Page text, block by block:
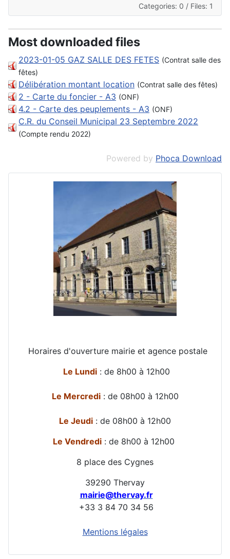
Categories: 0 / Files: 1
Most downloaded files
2023-01-05 GAZ SALLE DES FETES (Contrat salle des
fêtes)
Délibération montant location (Contrat salle des fêtes)
2 - Carte du foncier - A3 (ONF)
4.2 - Carte des peuplements - A3 (ONF)
C.R. du Conseil Municipal 23 Septembre 2022
(Compte rendu 2022)
Powered by Phoca Download
Horaires d'ouverture mairie et agence postale
Le Lundi: de 8h00 à 12h00
Le Mercredi: de 08h00 à 12h00
Le Jeudi : de 08h00 à 12h00
Le Vendredi : de 8h00 à 12h00
8 place des Cygnes
39290 Thervay
mairie@thervay.fr
+33 3 84 70 34 56
Mentions légales